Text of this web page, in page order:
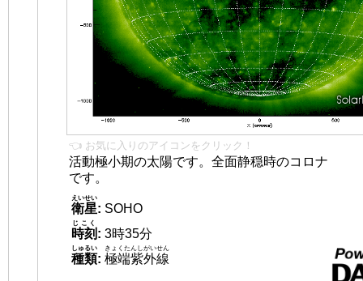
👈 お気に入りのアイコンをクリック！
活動極小期の太陽です。全面静穏時のコロナ
です。
衛星
えいせい
: SOHO
時刻
じこく
: 3時35分
種類
しゅるい
: 極端紫外線
きょくたんしがいせん